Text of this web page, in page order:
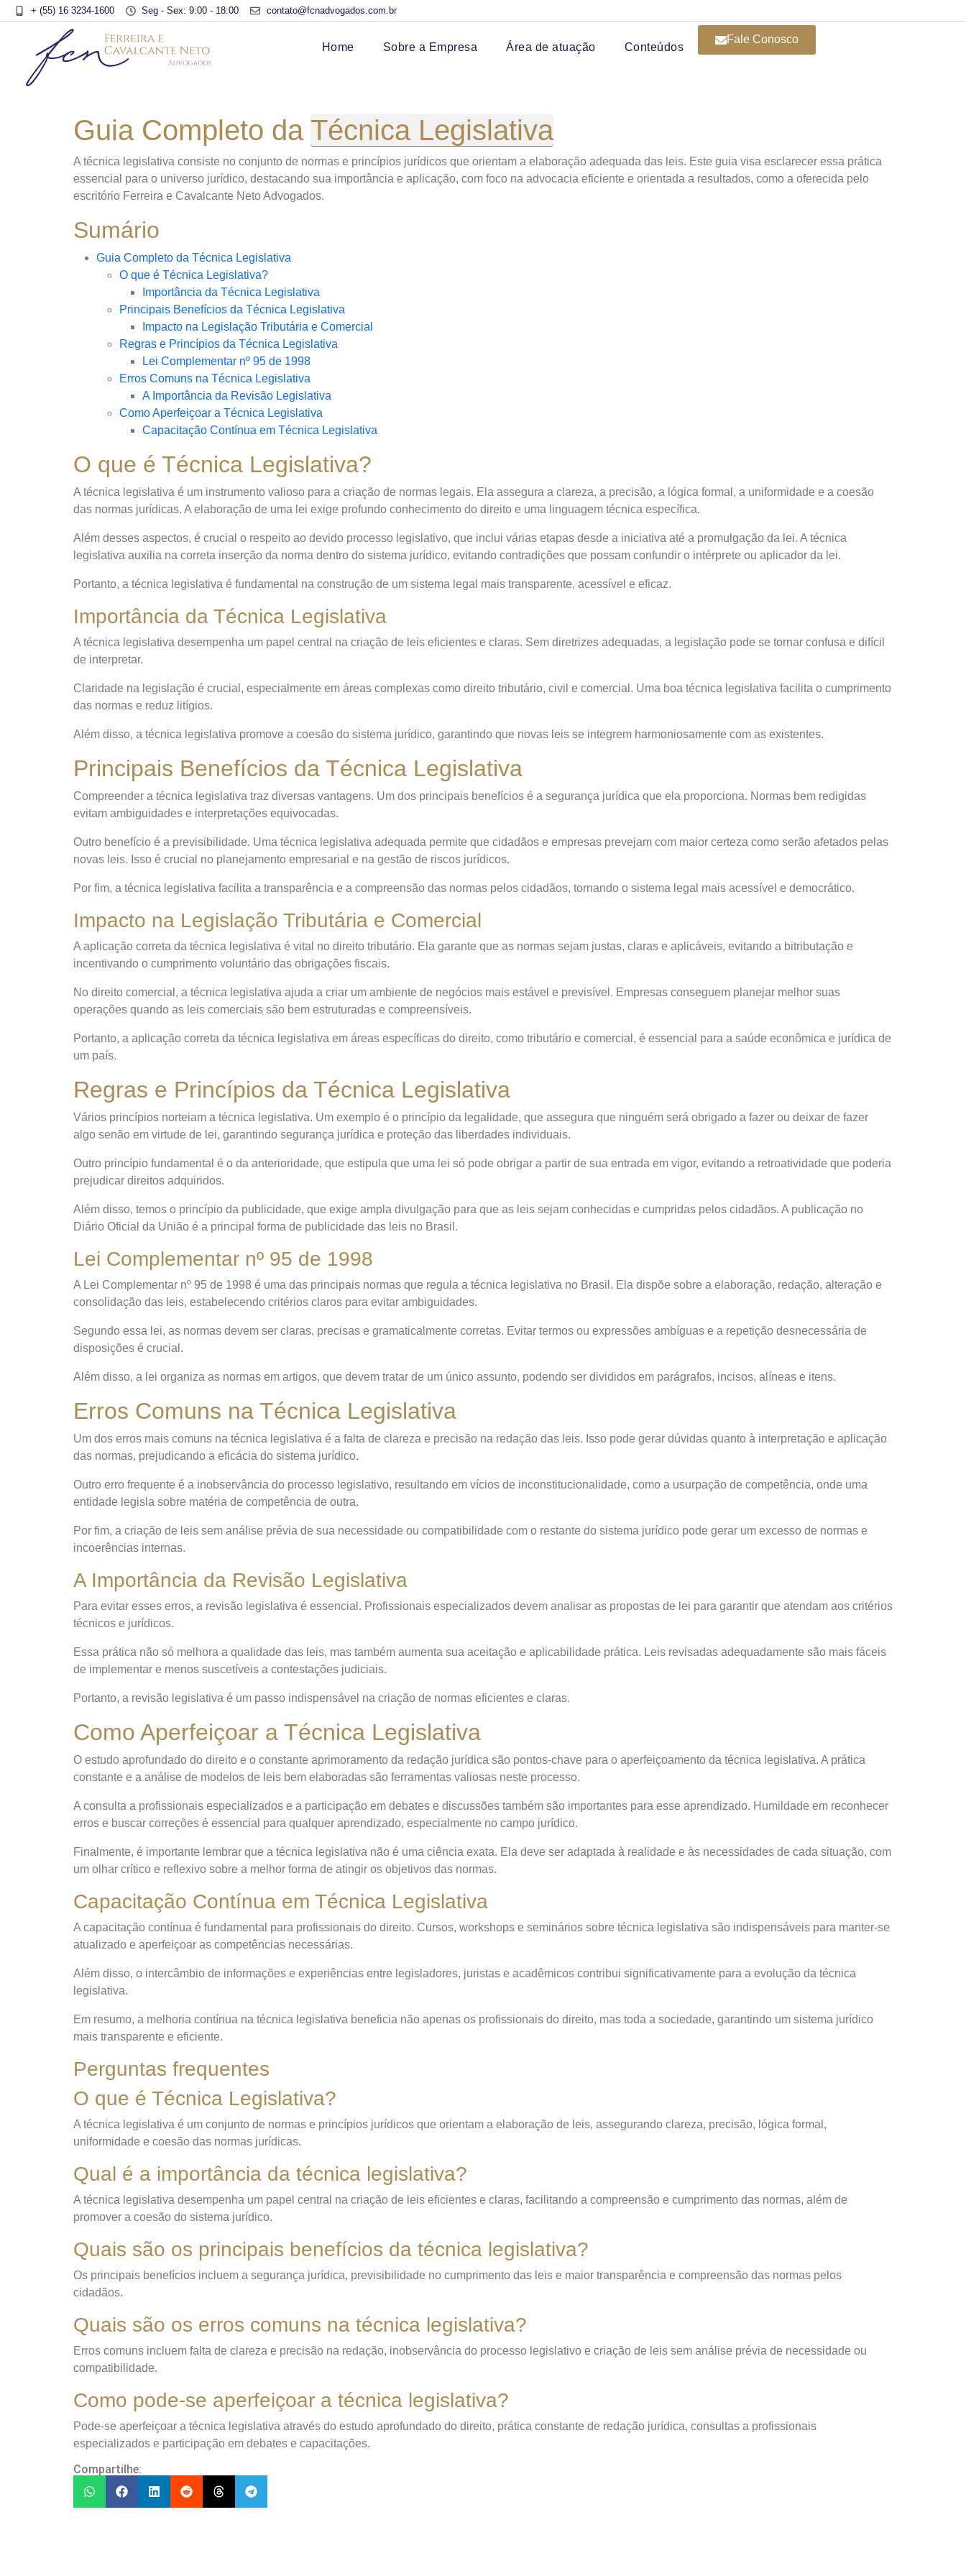
+ (55) 16 3234-1600 Seg - Sex: 9:00 - 18:00 contato@fcnadvogados.com.br
Home Sobre a Empresa Área de atuação Conteúdos
Fale Conosco
Guia Completo da Técnica Legislativa
A técnica legislativa consiste no conjunto de normas e princípios jurídicos que orientam a elaboração adequada das leis. Este guia visa esclarecer essa prática
essencial para o universo jurídico, destacando sua importância e aplicação, com foco na advocacia eficiente e orientada a resultados, como a oferecida pelo
escritório Ferreira e Cavalcante Neto Advogados.
Sumário
Guia Completo da Técnica Legislativa
O que é Técnica Legislativa?
Importância da Técnica Legislativa
Principais Benefícios da Técnica Legislativa
Impacto na Legislação Tributária e Comercial
Regras e Princípios da Técnica Legislativa
Lei Complementar nº 95 de 1998
Erros Comuns na Técnica Legislativa
A Importância da Revisão Legislativa
Como Aperfeiçoar a Técnica Legislativa
Capacitação Contínua em Técnica Legislativa
O que é Técnica Legislativa?
A técnica legislativa é um instrumento valioso para a criação de normas legais. Ela assegura a clareza, a precisão, a lógica formal, a uniformidade e a coesão
das normas jurídicas. A elaboração de uma lei exige profundo conhecimento do direito e uma linguagem técnica específica.
Além desses aspectos, é crucial o respeito ao devido processo legislativo, que inclui várias etapas desde a iniciativa até a promulgação da lei. A técnica
legislativa auxilia na correta inserção da norma dentro do sistema jurídico, evitando contradições que possam confundir o intérprete ou aplicador da lei.
Portanto, a técnica legislativa é fundamental na construção de um sistema legal mais transparente, acessível e eficaz.
Importância da Técnica Legislativa
A técnica legislativa desempenha um papel central na criação de leis eficientes e claras. Sem diretrizes adequadas, a legislação pode se tornar confusa e difícil
de interpretar.
Claridade na legislação é crucial, especialmente em áreas complexas como direito tributário, civil e comercial. Uma boa técnica legislativa facilita o cumprimento
das normas e reduz litígios.
Além disso, a técnica legislativa promove a coesão do sistema jurídico, garantindo que novas leis se integrem harmoniosamente com as existentes.
Principais Benefícios da Técnica Legislativa
Compreender a técnica legislativa traz diversas vantagens. Um dos principais benefícios é a segurança jurídica que ela proporciona. Normas bem redigidas
evitam ambiguidades e interpretações equivocadas.
Outro benefício é a previsibilidade. Uma técnica legislativa adequada permite que cidadãos e empresas prevejam com maior certeza como serão afetados pelas
novas leis. Isso é crucial no planejamento empresarial e na gestão de riscos jurídicos.
Por fim, a técnica legislativa facilita a transparência e a compreensão das normas pelos cidadãos, tornando o sistema legal mais acessível e democrático.
Impacto na Legislação Tributária e Comercial
A aplicação correta da técnica legislativa é vital no direito tributário. Ela garante que as normas sejam justas, claras e aplicáveis, evitando a bitributação e
incentivando o cumprimento voluntário das obrigações fiscais.
No direito comercial, a técnica legislativa ajuda a criar um ambiente de negócios mais estável e previsível. Empresas conseguem planejar melhor suas
operações quando as leis comerciais são bem estruturadas e compreensíveis.
Portanto, a aplicação correta da técnica legislativa em áreas específicas do direito, como tributário e comercial, é essencial para a saúde econômica e jurídica de
um país.
Regras e Princípios da Técnica Legislativa
Vários princípios norteiam a técnica legislativa. Um exemplo é o princípio da legalidade, que assegura que ninguém será obrigado a fazer ou deixar de fazer
algo senão em virtude de lei, garantindo segurança jurídica e proteção das liberdades individuais.
Outro princípio fundamental é o da anterioridade, que estipula que uma lei só pode obrigar a partir de sua entrada em vigor, evitando a retroatividade que poderia
prejudicar direitos adquiridos.
Além disso, temos o princípio da publicidade, que exige ampla divulgação para que as leis sejam conhecidas e cumpridas pelos cidadãos. A publicação no
Diário Oficial da União é a principal forma de publicidade das leis no Brasil.
Lei Complementar nº 95 de 1998
A Lei Complementar nº 95 de 1998 é uma das principais normas que regula a técnica legislativa no Brasil. Ela dispõe sobre a elaboração, redação, alteração e
consolidação das leis, estabelecendo critérios claros para evitar ambiguidades.
Segundo essa lei, as normas devem ser claras, precisas e gramaticalmente corretas. Evitar termos ou expressões ambíguas e a repetição desnecessária de
disposições é crucial.
Além disso, a lei organiza as normas em artigos, que devem tratar de um único assunto, podendo ser divididos em parágrafos, incisos, alíneas e itens.
Erros Comuns na Técnica Legislativa
Um dos erros mais comuns na técnica legislativa é a falta de clareza e precisão na redação das leis. Isso pode gerar dúvidas quanto à interpretação e aplicação
das normas, prejudicando a eficácia do sistema jurídico.
Outro erro frequente é a inobservância do processo legislativo, resultando em vícios de inconstitucionalidade, como a usurpação de competência, onde uma
entidade legisla sobre matéria de competência de outra.
Por fim, a criação de leis sem análise prévia de sua necessidade ou compatibilidade com o restante do sistema jurídico pode gerar um excesso de normas e
incoerências internas.
A Importância da Revisão Legislativa
Para evitar esses erros, a revisão legislativa é essencial. Profissionais especializados devem analisar as propostas de lei para garantir que atendam aos critérios
técnicos e jurídicos.
Essa prática não só melhora a qualidade das leis, mas também aumenta sua aceitação e aplicabilidade prática. Leis revisadas adequadamente são mais fáceis
de implementar e menos suscetíveis a contestações judiciais.
Portanto, a revisão legislativa é um passo indispensável na criação de normas eficientes e claras.
Como Aperfeiçoar a Técnica Legislativa
O estudo aprofundado do direito e o constante aprimoramento da redação jurídica são pontos-chave para o aperfeiçoamento da técnica legislativa. A prática
constante e a análise de modelos de leis bem elaboradas são ferramentas valiosas neste processo.
A consulta a profissionais especializados e a participação em debates e discussões também são importantes para esse aprendizado. Humildade em reconhecer
erros e buscar correções é essencial para qualquer aprendizado, especialmente no campo jurídico.
Finalmente, é importante lembrar que a técnica legislativa não é uma ciência exata. Ela deve ser adaptada à realidade e às necessidades de cada situação, com
um olhar crítico e reflexivo sobre a melhor forma de atingir os objetivos das normas.
Capacitação Contínua em Técnica Legislativa
A capacitação contínua é fundamental para profissionais do direito. Cursos, workshops e seminários sobre técnica legislativa são indispensáveis para manter-se
atualizado e aperfeiçoar as competências necessárias.
Além disso, o intercâmbio de informações e experiências entre legisladores, juristas e acadêmicos contribui significativamente para a evolução da técnica
legislativa.
Em resumo, a melhoria contínua na técnica legislativa beneficia não apenas os profissionais do direito, mas toda a sociedade, garantindo um sistema jurídico
mais transparente e eficiente.
Perguntas frequentes
O que é Técnica Legislativa?
A técnica legislativa é um conjunto de normas e princípios jurídicos que orientam a elaboração de leis, assegurando clareza, precisão, lógica formal,
uniformidade e coesão das normas jurídicas.
Qual é a importância da técnica legislativa?
A técnica legislativa desempenha um papel central na criação de leis eficientes e claras, facilitando a compreensão e cumprimento das normas, além de
promover a coesão do sistema jurídico.
Quais são os principais benefícios da técnica legislativa?
Os principais benefícios incluem a segurança jurídica, previsibilidade no cumprimento das leis e maior transparência e compreensão das normas pelos
cidadãos.
Quais são os erros comuns na técnica legislativa?
Erros comuns incluem falta de clareza e precisão na redação, inobservância do processo legislativo e criação de leis sem análise prévia de necessidade ou
compatibilidade.
Como pode-se aperfeiçoar a técnica legislativa?
Pode-se aperfeiçoar a técnica legislativa através do estudo aprofundado do direito, prática constante de redação jurídica, consultas a profissionais
especializados e participação em debates e capacitações.
Compartilhe: